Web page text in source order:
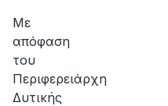
της
βλάβης
Με
απόφαση
του
Περιφερειάρχη
Δυτικής